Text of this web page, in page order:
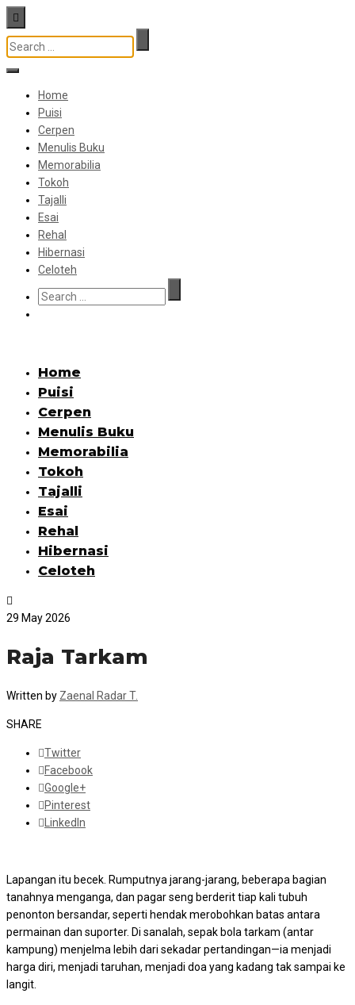
Home
Puisi
Cerpen
Menulis Buku
Memorabilia
Tokoh
Tajalli
Esai
Rehal
Hibernasi
Celoteh
Home
Puisi
Cerpen
Menulis Buku
Memorabilia
Tokoh
Tajalli
Esai
Rehal
Hibernasi
Celoteh
29 May 2026
Raja Tarkam
Written by Zaenal Radar T.
SHARE
Twitter
Facebook
Google+
Pinterest
LinkedIn
Lapangan itu becek. Rumputnya jarang-jarang, beberapa bagian
tanahnya menganga, dan pagar seng berderit tiap kali tubuh
penonton bersandar, seperti hendak merobohkan batas antara
permainan dan suporter. Di sanalah, sepak bola tarkam (antar
kampung) menjelma lebih dari sekadar pertandingan—ia menjadi
harga diri, menjadi taruhan, menjadi doa yang kadang tak sampai ke
langit.